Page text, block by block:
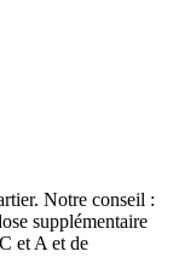
Notre conseil :
supplémentaire
et A et de